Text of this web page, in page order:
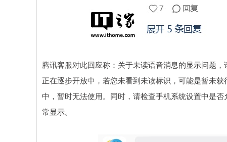
腾讯客服对此回应称：关于未读语音消息的显示问题
正在逐步开放中，若您未看到未读标识，可能是暂未
中，暂时无法使用。同时，请检查手机系统设置中是
常显示。